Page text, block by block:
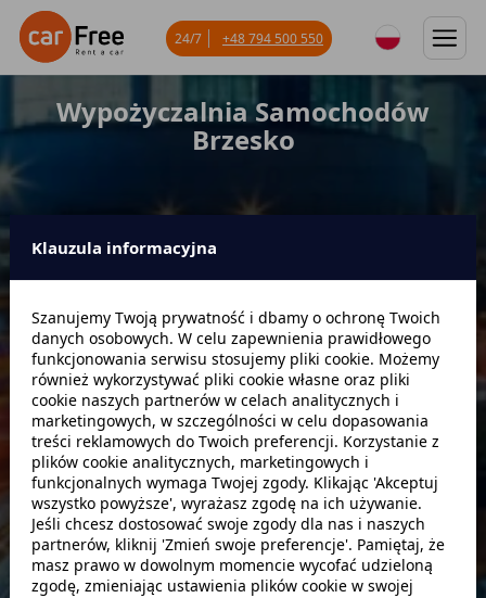
Wypożyczalnia Samochodów
Brzesko
Data odbioru Godzina
Data zwrotu Godzina
Szukaj
zwróć w innym miejscu
24/7 +48 794 500 550
Klauzula informacyjna
Szanujemy Twoją prywatność i dbamy o ochronę Twoich
danych osobowych. W celu zapewnienia prawidłowego
funkcjonowania serwisu stosujemy pliki cookie. Możemy
również wykorzystywać pliki cookie własne oraz pliki
cookie naszych partnerów w celach analitycznych i
marketingowych, w szczególności w celu dopasowania
treści reklamowych do Twoich preferencji. Korzystanie z
plików cookie analitycznych, marketingowych i
funkcjonalnych wymaga Twojej zgody. Klikając 'Akceptuj
wszystko powyższe', wyrażasz zgodę na ich używanie.
Jeśli chcesz dostosować swoje zgody dla nas i naszych
partnerów, kliknij 'Zmień swoje preferencje'. Pamiętaj, że
masz prawo w dowolnym momencie wycofać udzieloną
zgodę, zmieniając ustawienia plików cookie w swojej